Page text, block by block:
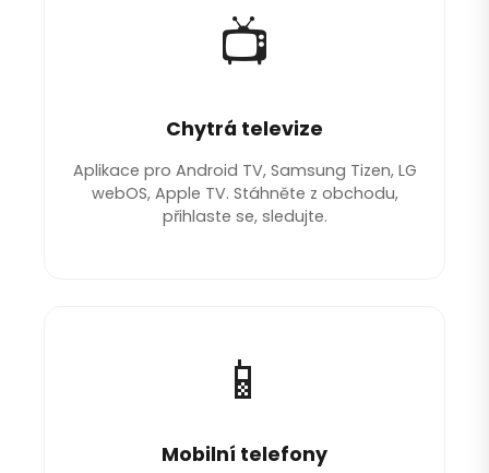
📺
Chytrá televize
Aplikace pro Android TV, Samsung Tizen, LG
webOS, Apple TV. Stáhněte z obchodu,
přihlaste se, sledujte.
📱
Mobilní telefony